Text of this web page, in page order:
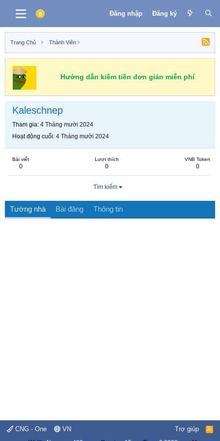
Đăng nhập Đăng ký
Trang Chủ Thành Viên
Hướng dẫn kiếm tiền đơn giản miễn phí
Kaleschnep
Tham gia 4 Tháng mười 2024
Hoạt động cuối 4 Tháng mười 2024
Bài viết
0
Lượt thích
0
VNB Token
0
Tìm kiếm
Tường nhà Bài đăng Thông tin
CNG - One VN Trợ giúp
R